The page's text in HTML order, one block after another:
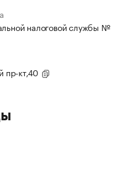
налоговой службы №
пр-кт,40